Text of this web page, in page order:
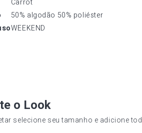
Carrot
50% algodão 50% poliéster
WEEKEND
o Look
selecione seu tamanho e adicione